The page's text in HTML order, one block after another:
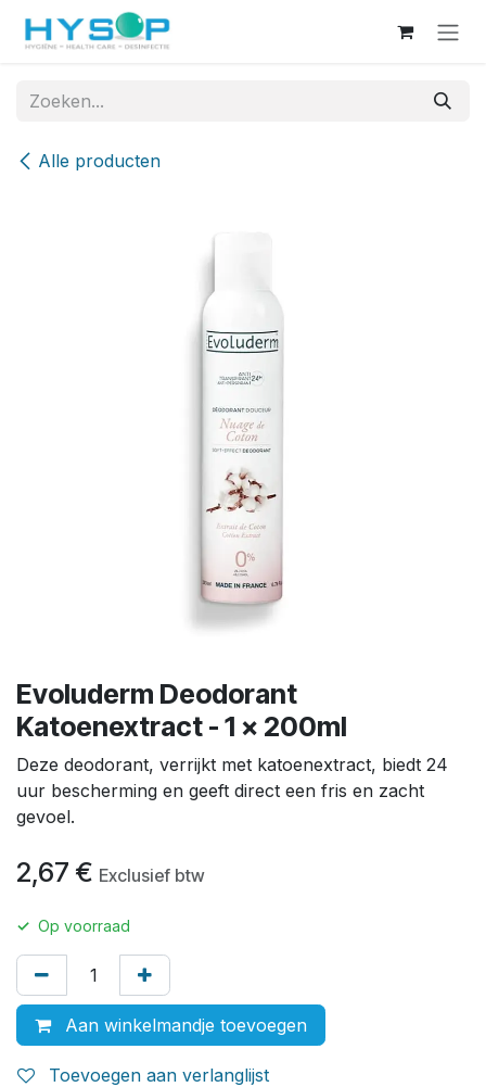
Overslaan naar inhoud
Alle producten
Evoluderm Deodorant
Katoenextract - 1 x 200ml
Deze deodorant, verrijkt met katoenextract, biedt 24
uur bescherming en geeft direct een fris en zacht
gevoel.
2,67 € Exclusief btw
✓ Op voorraad
Aan winkelmandje toevoegen
Toevoegen aan verlanglijst